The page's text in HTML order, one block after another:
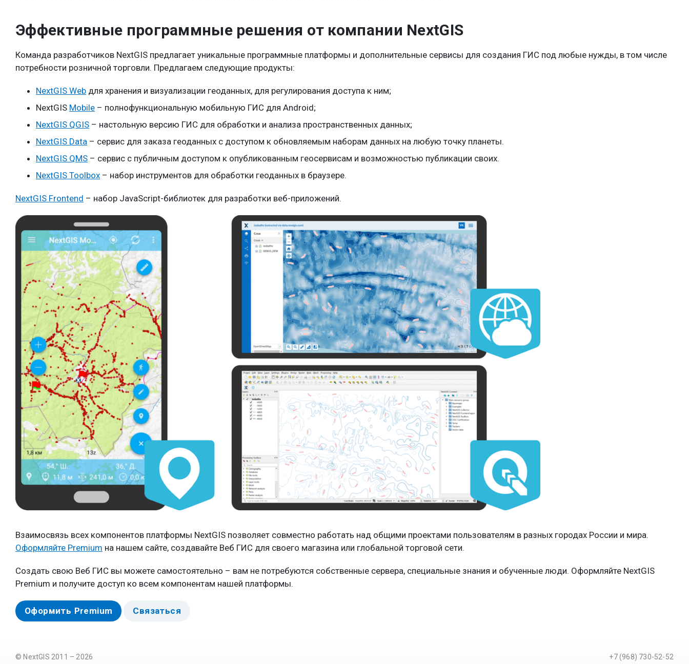
Эффективные программные решения от компании NextGIS
Команда разработчиков NextGIS предлагает уникальные программные платформы и дополнительные сервисы для создания ГИС под любые нужды, в том числе
потребности розничной торговли. Предлагаем следующие продукты:
NextGIS Web для хранения и визуализации геоданных, для регулирования доступа к ним;
NextGIS Mobile – полнофункциональную мобильную ГИС для Android;
NextGIS QGIS – настольную версию ГИС для обработки и анализа пространственных данных;
NextGIS Data – сервис для заказа геоданных с доступом к обновляемым наборам данных на любую точку планеты.
NextGIS QMS – сервис с публичным доступом к опубликованным геосервисам и возможностью публикации своих.
NextGIS Toolbox – набор инструментов для обработки геоданных в браузере.
NextGIS Frontend – набор JavaScript-библиотек для разработки веб-приложений.
Взаимосвязь всех компонентов платформы NextGIS позволяет совместно работать над общими проектами пользователям в разных городах России и мира.
Оформляйте Premium на нашем сайте, создавайте Веб ГИС для своего магазина или глобальной торговой сети.
Создать свою Веб ГИС вы можете самостоятельно – вам не потребуются собственные сервера, специальные знания и обученные люди. Оформляйте NextGIS
Premium и получите доступ ко всем компонентам нашей платформы.
Оформить Premium Связаться
+7 (968) 730-52-52
© NextGIS 2011 – 2026